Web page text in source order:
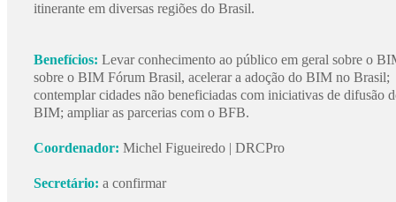
itinerante em diversas regiões do Brasil.
Benefícios: Levar conhecimento ao público em geral sobre o
sobre o BIM Fórum Brasil, acelerar a adoção do BIM no Brasil;
contemplar cidades não beneficiadas com iniciativas de difusão
BIM; ampliar as parcerias com o BFB.
Coordenador: Michel Figueiredo | DRCPro
Secretário: a confirmar